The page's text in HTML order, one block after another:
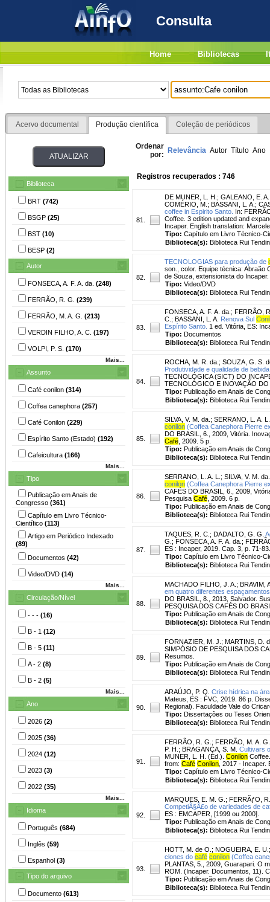
Consulta
Home Bibliotecas
Acervo documental Produção científica Coleção de periódicos
Biblioteca
BRT (742)
BSGP (25)
BST (10)
BESP (2)
Autor
FONSECA, A. F. A. da. (248)
FERRÃO, R. G. (239)
FERRÃO, M. A. G. (213)
VERDIN FILHO, A. C. (197)
VOLPI, P. S. (170)
Mais...
Assunto
Café conilon (314)
Coffea canephora (257)
Café Conilon (229)
Espírito Santo (Estado) (192)
Cafeicultura (166)
Mais...
Tipo
Publicação em Anais de
Congresso (361)
Capítulo em Livro Técnico-
Científico (113)
Artigo em Periódico Indexado
(89)
Documentos (42)
Video/DVD (14)
Mais...
Circulação/Nível
- - - (16)
B - 1 (12)
B - 5 (11)
A - 2 (8)
B - 2 (5)
Mais...
Ano
2026 (2)
2025 (36)
2024 (12)
2023 (3)
2022 (35)
Mais...
Idioma
Português (684)
Inglês (59)
Espanhol (3)
Tipo do arquivo
Documento (613)
Ordenar
por: Relevância Autor Título Ano
Registros recuperados : 746
81.
DE MUNER, L. H. ; GALEANO, E. A.
COMÉRIO, M. ; BASSANI, L. A. ;
coffee in Espirito Santo. In:
Coffee. 3 edition updated and
Incaper. English translation:
Tipo: Capítulo em Livro Técnico-
Biblioteca(s): Biblioteca Rui
82.
TECNOLOGIAS para produção de
son., color. Equipe técnica: Abraão
de Souza, extensionista do
Tipo: Video/DVD
Biblioteca(s): Biblioteca Rui
83.
FONSECA, A. F. A. da. ; FERRÃO,
C. ; BASSANI, L. A. Renova Sul
Espírito Santo. 1 ed. Vitória, ES:
Tipo: Documentos
Biblioteca(s): Biblioteca Rui
84.
ROCHA, M. R. da. ; SOUZA, G. S.
Produtividade e qualidade de
TECNOLÓGICA (SICT) DO
TECNOLÓGICO E INOVAÇÃO
Tipo: Publicação em Anais de
Biblioteca(s): Biblioteca Rui
85.
SILVA, V. M. da. ; SERRANO, L. A. L.
conilon (Coffea Canephora Pierre
DO BRASIL, 6., 2009, Vitória.
Café , 2009. 5 p.
Tipo: Publicação em Anais de
Biblioteca(s): Biblioteca Rui
86.
SERRANO, L. A. L. ; SILVA, V. M. da.
conilon (Coffea Canephora Pierre
CAFÉS DO BRASIL, 6., 2009,
Pesquisa Café , 2009. 6 p.
Tipo: Publicação em Anais de
Biblioteca(s): Biblioteca Rui
87.
TAQUES, R. C. ; DADALTO, G. G.
G.; FONSECA, A. F. A. da.;
ES : Incaper, 2019. Cap. 3, p. 71-
Tipo: Capítulo em Livro Técnico-
Biblioteca(s): Biblioteca Rui
88.
MACHADO FILHO, J. A. ; BRAVIM,
em quatro diferentes
DO BRASIL, 8., 2013, Salvador.
PESQUISA DOS CAFÉS DO
Tipo: Publicação em Anais de
Biblioteca(s): Biblioteca Rui
89.
FORNAZIER, M. J. ; MARTINS, D.
SIMPÓSIO DE PESQUISA DOS
Resumos.
Tipo: Publicação em Anais de
Biblioteca(s): Biblioteca Rui
90.
ARAÚJO, P. Q. Crise hídrica na
Mateus, ES : FVC, 2019. 86 p.
Regional). Faculdade Vale do
Tipo: Dissertações ou Teses
Biblioteca(s): Biblioteca Rui
91.
FERRÃO, R. G. ; FERRÃO, M. A. G.
P. H. ; BRAGANÇA, S. M. Cultivars
MUNER, L. H. (Ed.). Conilon
from: Café Conilon , 2017 -
Tipo: Capítulo em Livro Técnico-
Biblioteca(s): Biblioteca Rui
92.
MARQUES, E. M. G. ; FERRÃƒO,
CompetiÃ§Ã£o de variedades de
ES : EMCAPER, [1999 ou 2000].
Tipo: Publicação em Anais de
Biblioteca(s): Biblioteca Rui
93.
HOTT, M. de O. ; NOGUEIRA, E. U.
clones do café conilon (Coffea
PLANTAS, 5., 2009, Guarapari. O
ROM. (Incaper. Documentos, 11).
Tipo: Publicação em Anais de
Biblioteca(s): Biblioteca Rui